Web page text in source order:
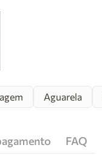
Aguarela
FAQ